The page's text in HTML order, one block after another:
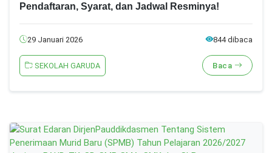
Pendaftaran, Syarat, dan Jadwal Resminya!
29 Januari 2026 844 dibaca
SEKOLAH GARUDA Baca